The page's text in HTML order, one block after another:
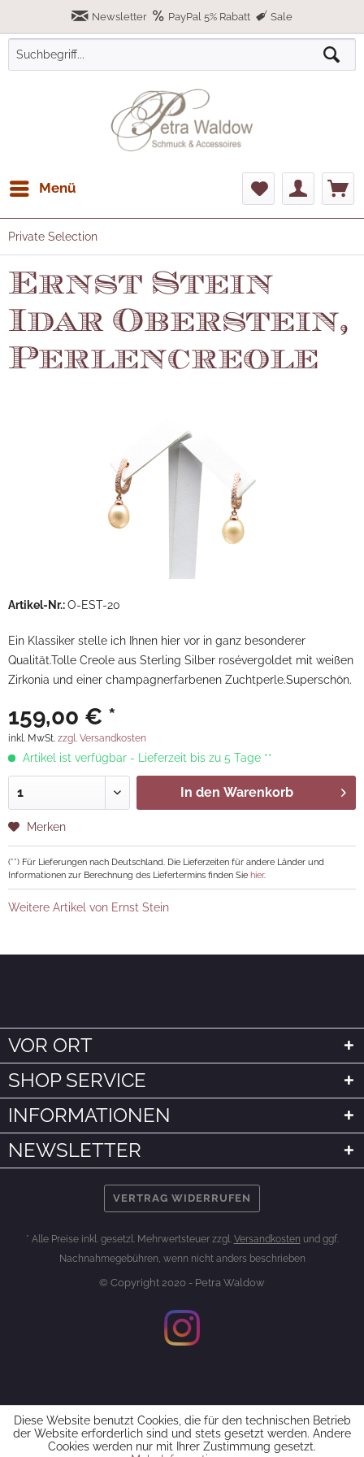
Newsletter PayPal 5% Rabatt Sale
Menü
Private Selection
Ernst Stein
Idar Oberstein,
Perlencreole
Artikel-Nr.:O-EST-20
Ein Klassiker stelle ich Ihnen hier vor in ganz besonderer
Qualität.Tolle Creole aus Sterling Silber rosévergoldet mit weißen
Zirkonia und einer champagnerfarbenen Zuchtperle.Superschön.
159,00 € *
inkl. MwSt. zzgl. Versandkosten
Artikel ist verfügbar - Lieferzeit bis zu 5 Tage **
In den Warenkorb
Merken
(**) Für Lieferungen nach Deutschland. Die Lieferzeiten für andere Länder und
Informationen zur Berechnung des Liefertermins finden Sie hier.
Weitere Artikel von Ernst Stein
VOR ORT
SHOP SERVICE
INFORMATIONEN
NEWSLETTER
VERTRAG WIDERRUFEN
* Alle Preise inkl. gesetzl. Mehrwertsteuer zzgl. Versandkosten und ggf.
Nachnahmegebühren, wenn nicht anders beschrieben
© Copyright 2020 - Petra Waldow
Diese Website benutzt Cookies, die für den technischen Betrieb
der Website erforderlich sind und stets gesetzt werden. Andere
Cookies werden nur mit Ihrer Zustimmung gesetzt.